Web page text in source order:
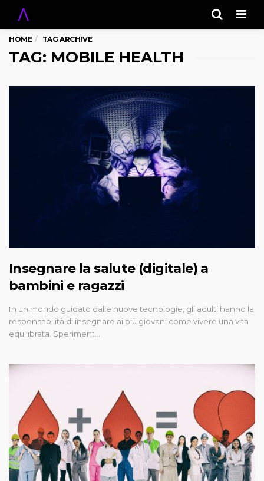
HOME TAG ARCHIVE
TAG: MOBILE HEALTH
Insegnare la salute (digitale) a
bambini e ragazzi
In un mondo guidato dalle nuove tecnologie, gli adulti hanno la
responsabilità di insegnare ai più giovani come vivere una vita
equilibrata. Speriment…